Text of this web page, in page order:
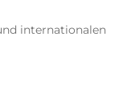
internationalen